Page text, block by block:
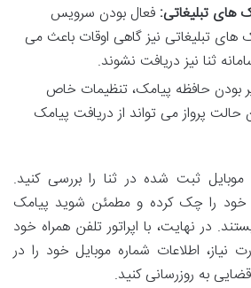
تبلیغاتی: فعال بودن سرویس
تبلیغاتی نیز گاهی اوقات باعث می
ثنا نیز دریافت نشوند.
بودن حافظه پیامک، تنظیمات خاص
پرواز می تواند از دریافت پیامک
موبایل ثبت شده در ثنا را بررسی کنید.
را چک کرده و مطمئن شوید پیامک
در نهایت، با اپراتور تلفن همراه خود
نیاز، اطلاعات شماره موبایل خود را در
به روزرسانی کنید.